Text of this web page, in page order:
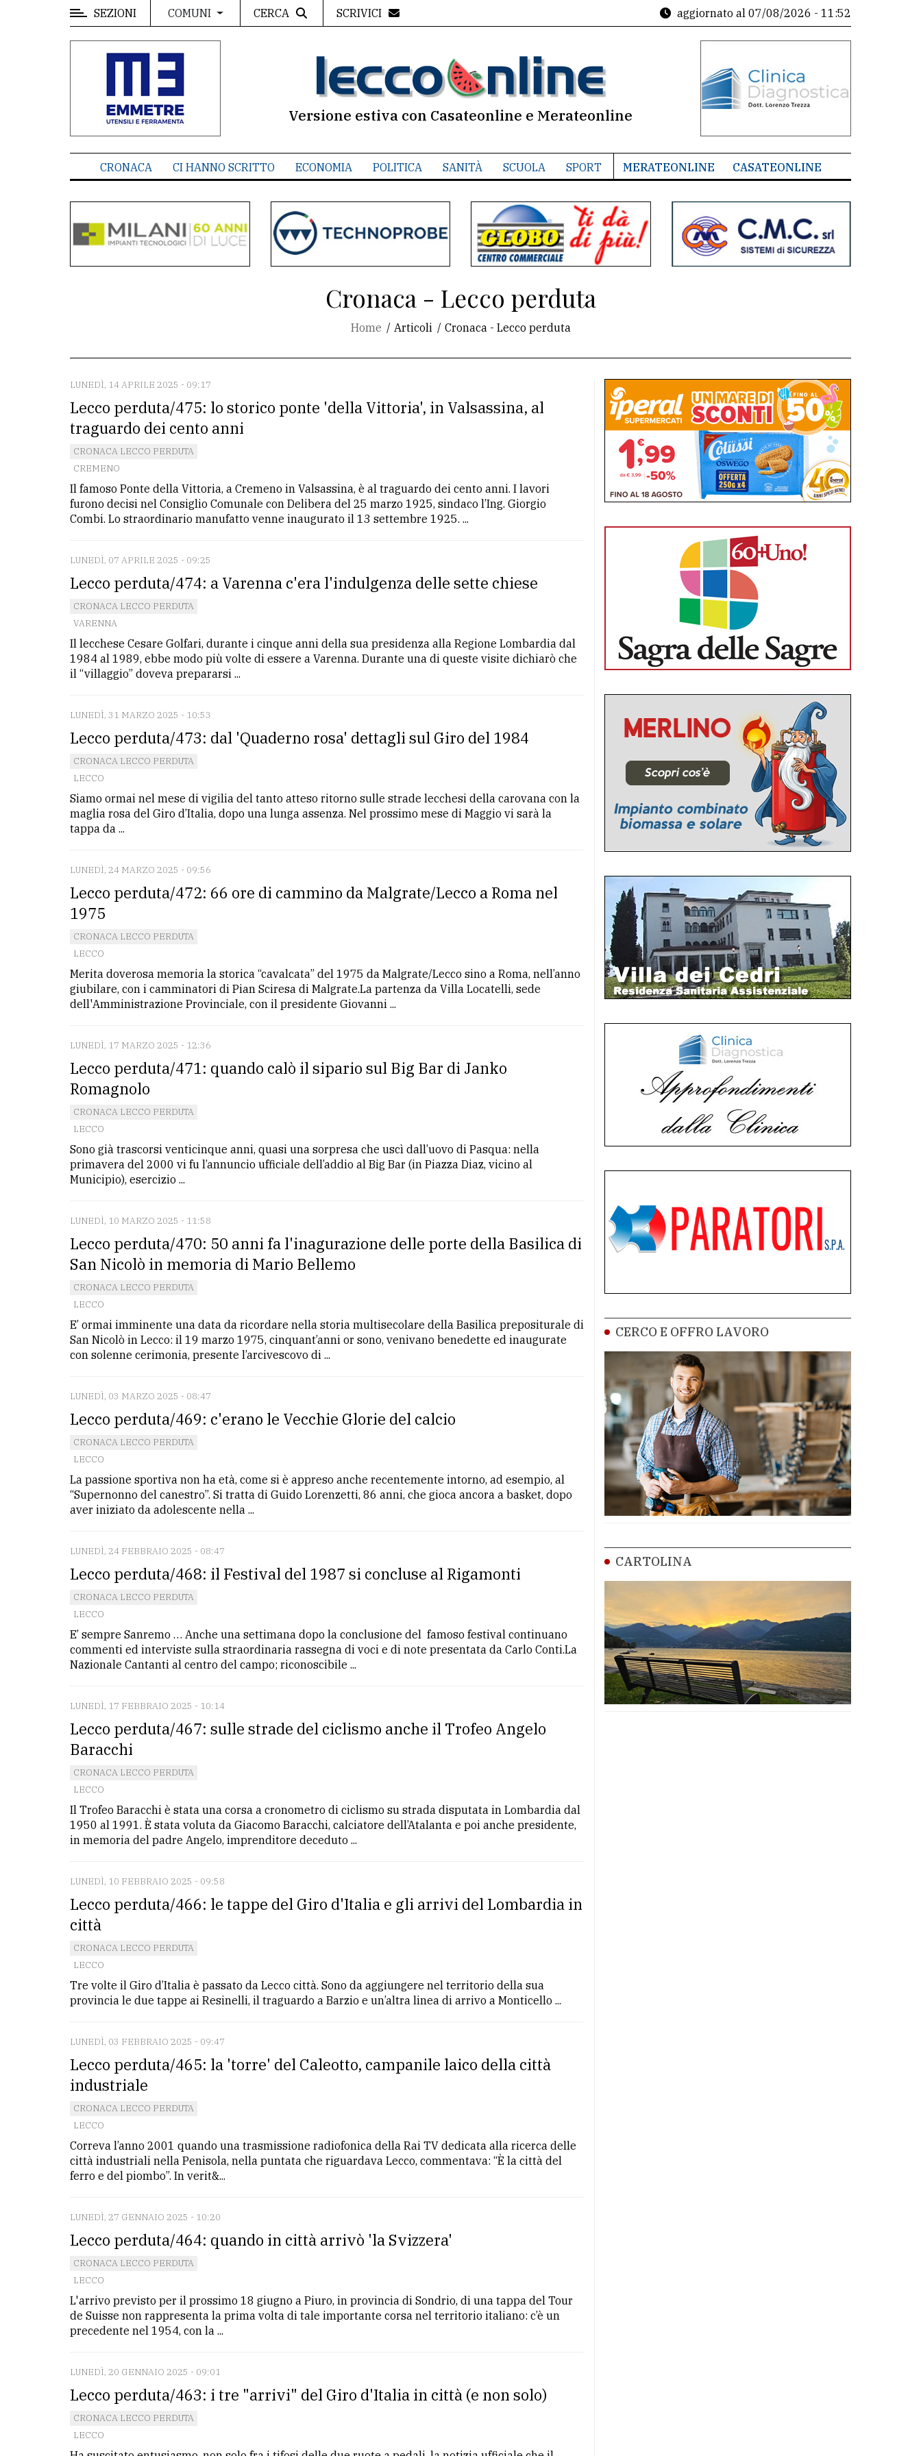
Appuntamenti
SEZIONI COMUNI CERCA SCRIVICI aggiornato al 07/08/2026 - 11:52
Versione estiva con Casateonline e Merateonline
CRONACA CI HANNO SCRITTO ECONOMIA POLITICA SANITÀ SCUOLA SPORT MERATEONLINE CASATEONLINE
Cronaca - Lecco perduta
Home Articoli Cronaca - Lecco perduta
LUNEDÌ, 14 APRILE 2025 - 09:17
Lecco perduta/475: lo storico ponte 'della Vittoria', in Valsassina, al
traguardo dei cento anni
CRONACA LECCO PERDUTA
CREMENO
Il famoso Ponte della Vittoria, a Cremeno in Valsassina, è al traguardo dei cento anni. I lavori
furono decisi nel Consiglio Comunale con Delibera del 25 marzo 1925, sindaco l’Ing. Giorgio
Combi. Lo straordinario manufatto venne inaugurato il 13 settembre 1925. ...
LUNEDÌ, 07 APRILE 2025 - 09:25
Lecco perduta/474: a Varenna c'era l'indulgenza delle sette chiese
CRONACA LECCO PERDUTA
VARENNA
Il lecchese Cesare Golfari, durante i cinque anni della sua presidenza alla Regione Lombardia dal
1984 al 1989, ebbe modo più volte di essere a Varenna. Durante una di queste visite dichiarò che
il “villaggio” doveva prepararsi ...
LUNEDÌ, 31 MARZO 2025 - 10:53
Lecco perduta/473: dal 'Quaderno rosa' dettagli sul Giro del 1984
CRONACA LECCO PERDUTA
LECCO
Siamo ormai nel mese di vigilia del tanto atteso ritorno sulle strade lecchesi della carovana con la
maglia rosa del Giro d’Italia, dopo una lunga assenza. Nel prossimo mese di Maggio vi sarà la
tappa da ...
LUNEDÌ, 24 MARZO 2025 - 09:56
Lecco perduta/472: 66 ore di cammino da Malgrate/Lecco a Roma nel
1975
CRONACA LECCO PERDUTA
LECCO
Merita doverosa memoria la storica “cavalcata” del 1975 da Malgrate/Lecco sino a Roma, nell’anno
giubilare, con i camminatori di Pian Sciresa di Malgrate.La partenza da Villa Locatelli, sede
dell'Amministrazione Provinciale, con il presidente Giovanni ...
LUNEDÌ, 17 MARZO 2025 - 12:36
Lecco perduta/471: quando calò il sipario sul Big Bar di Janko
Romagnolo
CRONACA LECCO PERDUTA
LECCO
Sono già trascorsi venticinque anni, quasi una sorpresa che uscì dall’uovo di Pasqua: nella
primavera del 2000 vi fu l’annuncio ufficiale dell’addio al Big Bar (in Piazza Diaz, vicino al
Municipio), esercizio ...
LUNEDÌ, 10 MARZO 2025 - 11:58
Lecco perduta/470: 50 anni fa l'inagurazione delle porte della Basilica di
San Nicolò in memoria di Mario Bellemo
CRONACA LECCO PERDUTA
LECCO
E’ ormai imminente una data da ricordare nella storia multisecolare della Basilica prepositurale di
San Nicolò in Lecco: il 19 marzo 1975, cinquant’anni or sono, venivano benedette ed inaugurate
con solenne cerimonia, presente l’arcivescovo di ...
LUNEDÌ, 03 MARZO 2025 - 08:47
Lecco perduta/469: c'erano le Vecchie Glorie del calcio
CRONACA LECCO PERDUTA
LECCO
La passione sportiva non ha età, come si è appreso anche recentemente intorno, ad esempio, al
“Supernonno del canestro”. Si tratta di Guido Lorenzetti, 86 anni, che gioca ancora a basket, dopo
aver iniziato da adolescente nella ...
LUNEDÌ, 24 FEBBRAIO 2025 - 08:47
Lecco perduta/468: il Festival del 1987 si concluse al Rigamonti
CRONACA LECCO PERDUTA
LECCO
E’ sempre Sanremo … Anche una settimana dopo la conclusione del famoso festival continuano
commenti ed interviste sulla straordinaria rassegna di voci e di note presentata da Carlo Conti.La
Nazionale Cantanti al centro del campo; riconoscibile ...
LUNEDÌ, 17 FEBBRAIO 2025 - 10:14
Lecco perduta/467: sulle strade del ciclismo anche il Trofeo Angelo
Baracchi
CRONACA LECCO PERDUTA
LECCO
Il Trofeo Baracchi è stata una corsa a cronometro di ciclismo su strada disputata in Lombardia dal
1950 al 1991. È stata voluta da Giacomo Baracchi, calciatore dell’Atalanta e poi anche presidente,
in memoria del padre Angelo, imprenditore deceduto ...
LUNEDÌ, 10 FEBBRAIO 2025 - 09:58
Lecco perduta/466: le tappe del Giro d'Italia e gli arrivi del Lombardia in
città
CRONACA LECCO PERDUTA
LECCO
Tre volte il Giro d’Italia è passato da Lecco città. Sono da aggiungere nel territorio della sua
provincia le due tappe ai Resinelli, il traguardo a Barzio e un’altra linea di arrivo a Monticello ...
LUNEDÌ, 03 FEBBRAIO 2025 - 09:47
Lecco perduta/465: la 'torre' del Caleotto, campanile laico della città
industriale
CRONACA LECCO PERDUTA
LECCO
Correva l’anno 2001 quando una trasmissione radiofonica della Rai TV dedicata alla ricerca delle
città industriali nella Penisola, nella puntata che riguardava Lecco, commentava: “È la città del
ferro e del piombo”. In verit&...
LUNEDÌ, 27 GENNAIO 2025 - 10:20
Lecco perduta/464: quando in città arrivò 'la Svizzera'
CRONACA LECCO PERDUTA
LECCO
L'arrivo previsto per il prossimo 18 giugno a Piuro, in provincia di Sondrio, di una tappa del Tour
de Suisse non rappresenta la prima volta di tale importante corsa nel territorio italiano: c’è un
precedente nel 1954, con la ...
LUNEDÌ, 20 GENNAIO 2025 - 09:01
Lecco perduta/463: i tre "arrivi" del Giro d'Italia in città (e non solo)
CRONACA LECCO PERDUTA
LECCO
CERCO E OFFRO LAVORO
CARTOLINA